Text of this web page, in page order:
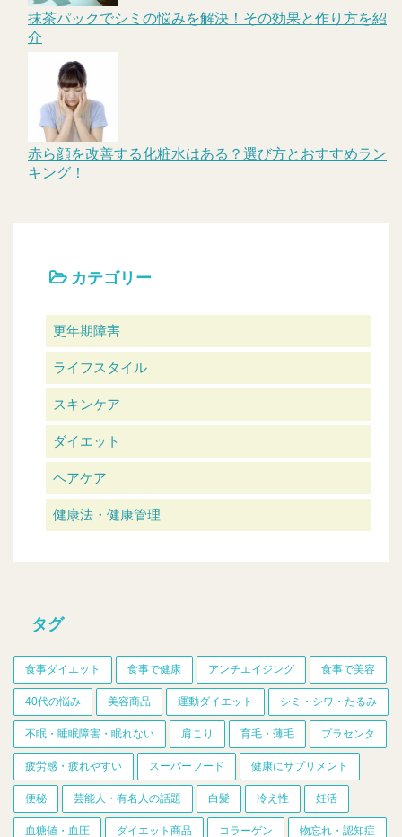
抹茶パックでシミの悩みを解決！その効果と作り方を紹
介
赤ら顔を改善する化粧水はある？選び方とおすすめラン
キング！
カテゴリー
更年期障害
ライフスタイル
スキンケア
ダイエット
ヘアケア
健康法・健康管理
タグ
食事ダイエット 食事で健康 アンチエイジング 食事で美容
40代の悩み 美容商品 運動ダイエット シミ・シワ・たるみ
不眠・睡眠障害・眠れない 肩こり 育毛・薄毛 プラセンタ
疲労感・疲れやすい スーパーフード 健康にサプリメント
便秘 芸能人・有名人の話題 白髪 冷え性 妊活
血糖値・血圧 ダイエット商品 コラーゲン 物忘れ・認知症